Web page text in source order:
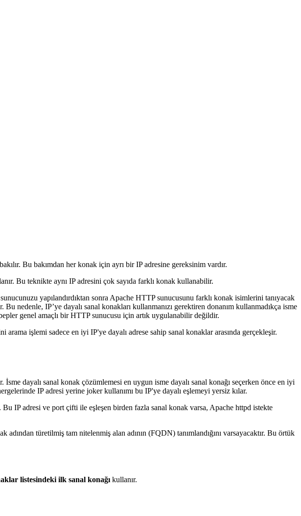
Bu bakımdan her konak için ayrı bir IP adresine gereksinim vardır.
Bu teknikte aynı IP adresini çok sayıda farklı konak kullanabilir.
yapılandırdıktan sonra Apache HTTP sunucusunu farklı konak isimlerini tanıyacak
Bu nedenle, IP’ye dayalı sanal konakları kullanmanızı gerektiren donanım kullanmadıkça isme
genel amaçlı bir HTTP sunucusu için artık uygulanabilir değildir.
arama işlemi sadece en iyi IP'ye dayalı adrese sahip sanal konaklar arasında gerçekleşir.
dayalı sanal konak çözümlemesi en uygun isme dayalı sanal konağı seçerken önce en iyi
IP adresi yerine joker kullanımı bu IP'ye dayalı eşlemeyi yersiz kılar.
IP adresi ve port çifti ile eşleşen birden fazla sanal konak varsa, Apache httpd istekte
türetilmiş tam nitelenmiş alan adının (FQDN) tanımlandığını varsayacaktır. Bu örtük
listesindeki ilk sanal konağı kullanır.